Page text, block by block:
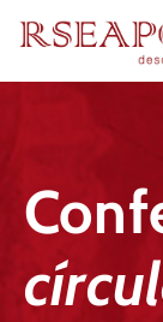
COMUNICADOS
CONOCERNOS